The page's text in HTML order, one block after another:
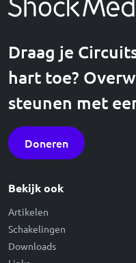
Draag je
hart toe?
steunen met
Doneren
Bekijk ook
Artikelen
Schakelingen
Downloads